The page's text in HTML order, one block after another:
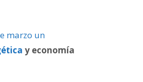
marzo un
y economía